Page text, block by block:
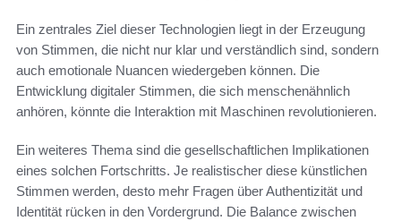
Ein zentrales Ziel dieser Technologien liegt in der Erzeugung
von Stimmen, die nicht nur klar und verständlich sind, sondern
auch emotionale Nuancen wiedergeben können. Die
Entwicklung digitaler Stimmen, die sich menschenähnlich
anhören, könnte die Interaktion mit Maschinen revolutionieren.
Ein weiteres Thema sind die gesellschaftlichen Implikationen
eines solchen Fortschritts. Je realistischer diese künstlichen
Stimmen werden, desto mehr Fragen über Authentizität und
Identität rücken in den Vordergrund. Die Balance zwischen